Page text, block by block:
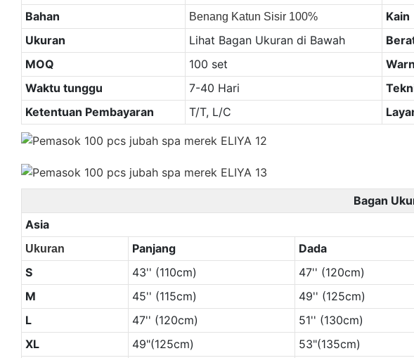
Bahan
Benang Katun Sisir 100% Kain
Ukuran
Lihat Bagan Ukuran di Bawah
MOQ
100 set
Waktu tunggu
7-40 Hari
Ketentuan Pembayaran
T/T, L/C
Bagan
Asia
Ukuran Panjang Dada
S
43'' (110cm) 47'' (120cm)
M
45'' (115cm) 49'' (125cm)
L
47'' (120cm) 51'' (130cm)
XL
49"(125cm) 53"(135cm)